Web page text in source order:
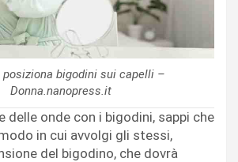
posiziona bigodini sui capelli –
Donna.nanopress.it
delle onde con i bigodini, sappi che
in cui avvolgi gli stessi,
del bigodino, che dovrà